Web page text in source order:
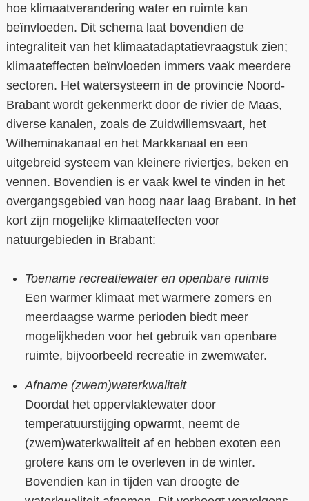
hoe klimaatverandering water en ruimte kan
beïnvloeden. Dit schema laat bovendien de
integraliteit van het klimaatadaptatievraagstuk zien;
klimaateffecten beïnvloeden immers vaak meerdere
sectoren. Het watersysteem in de provincie Noord-
Brabant wordt gekenmerkt door de rivier de Maas,
diverse kanalen, zoals de Zuidwillemsvaart, het
Wilheminakanaal en het Markkanaal en een
uitgebreid systeem van kleinere riviertjes, beken en
vennen. Bovendien is er vaak kwel te vinden in het
overgangsgebied van hoog naar laag Brabant. In het
kort zijn mogelijke klimaateffecten voor
natuurgebieden in Brabant:
Toename recreatiewater en openbare ruimte
Een warmer klimaat met warmere zomers en
meerdaagse warme perioden biedt meer
mogelijkheden voor het gebruik van openbare
ruimte, bijvoorbeeld recreatie in zwemwater.
Afname (zwem)waterkwaliteit
Doordat het oppervlaktewater door
temperatuurstijging opwarmt, neemt de
(zwem)waterkwaliteit af en hebben exoten een
grotere kans om te overleven in de winter.
Bovendien kan in tijden van droogte de